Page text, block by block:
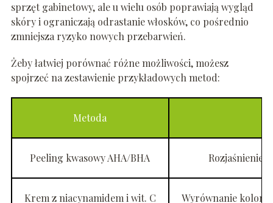
sprzęt gabinetowy, ale u wielu osób poprawiają wygląd
skóry i ograniczają odrastanie włosków, co pośrednio
zmniejsza ryzyko nowych przebarwień.
Żeby łatwiej porównać różne możliwości, możesz
spojrzeć na zestawienie przykładowych metod:
Metoda
Peeling kwasowy AHA/BHA Rozjaśnienie,
Krem z niacynamidem i wit. C Wyrównanie